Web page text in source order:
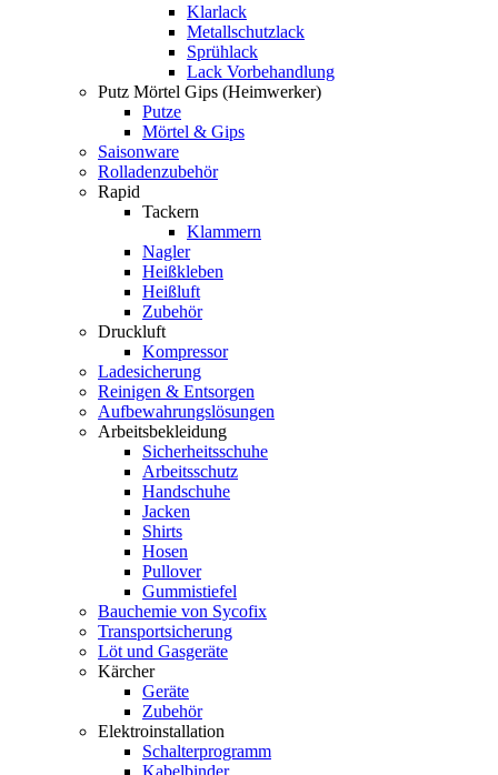
Klarlack
Metallschutzlack
Sprühlack
Lack Vorbehandlung
Putz Mörtel Gips (Heimwerker)
Putze
Mörtel & Gips
Saisonware
Rolladenzubehör
Rapid
Tackern
Klammern
Nagler
Heißkleben
Heißluft
Zubehör
Druckluft
Kompressor
Ladesicherung
Reinigen & Entsorgen
Aufbewahrungslösungen
Arbeitsbekleidung
Sicherheitsschuhe
Arbeitsschutz
Handschuhe
Jacken
Shirts
Hosen
Pullover
Gummistiefel
Bauchemie von Sycofix
Transportsicherung
Löt und Gasgeräte
Kärcher
Geräte
Zubehör
Elektroinstallation
Schalterprogramm
Kabelbinder